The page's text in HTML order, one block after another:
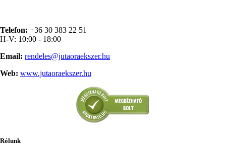
Telefon: +36 30 383 22 51
H-V: 10:00 - 18:00
Email: rendeles@jutaoraekszer.hu
Web: www.jutaoraekszer.hu
Rólunk